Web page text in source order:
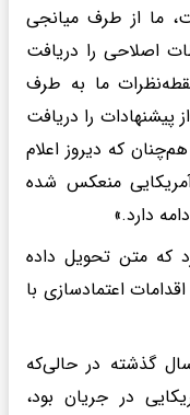
ما از طرف میانجی
اصلاحی را دریافت
نقطه‌نظرات ما به طرف
پیشنهادات را دریافت
که دیروز اعلام
منعکس شده
دارد.»
که متن تحویل داده
اعتمادسازی با
۹ اسفند سال گذشته در حالی‌که
در جریان بود،